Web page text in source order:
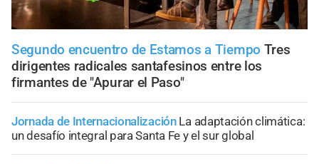
Segundo encuentro de Estamos a Tiempo Tres
dirigentes radicales santafesinos entre los
firmantes de "Apurar el Paso"
Jornada de Internacionalización La adaptación climática:
un desafío integral para Santa Fe y el sur global